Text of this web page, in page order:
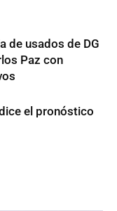
de usados de DG
Paz con
el pronóstico